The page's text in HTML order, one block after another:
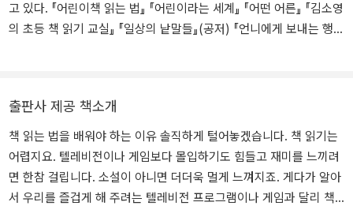
고 있다. 『어린이책 읽는 법』 『어린이라는 세계』 『어떤 어른』 『김소영
의 초등 책 읽기 교실』 『일상의 낱말들』(공저) 『언니에게 보내는 행운
출판사 제공 책소개
책 읽는 법을 배워야 하는 이유 솔직하게 털어놓겠습니다. 책 읽기는
어렵지요. 텔레비전이나 게임보다 몰입하기도 힘들고 재미를 느끼려
면 한참 걸립니다. 소설이 아니면 더더욱 멀게 느껴지죠. 게다가 알아
서 우리를 즐겁게 해 주려는 텔레비전 프로그램이나 게임과 달리 책